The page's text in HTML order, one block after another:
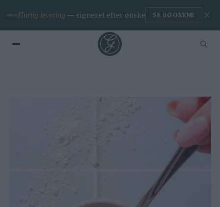
Hurtig levering — signeret efter ønske SE BØGERNE ✕